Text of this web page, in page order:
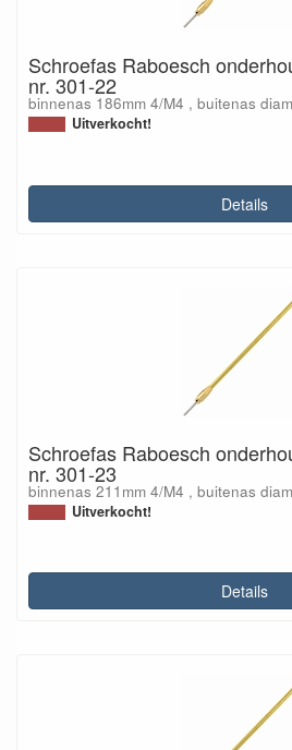
Schroefas Raboesch
nr. 301-22
binnenas 186mm 4/M4 , buitenas
Uitverkocht!
Details
Schroefas Raboesch
nr. 301-23
binnenas 211mm 4/M4 , buitenas
Uitverkocht!
Details